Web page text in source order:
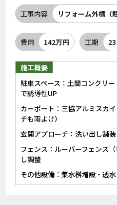
工事内容 リフォーム外構（
費用 142万円 工期
施工概要
駐車スペース：土間コンクリ
で誘導性UP
カーポート：三協アルミスカ
チも雨よけ）
玄関アプローチ：洗い出し舗
フェンス：ルーバーフェンス
し調整
その他設備：集水桝増設・透